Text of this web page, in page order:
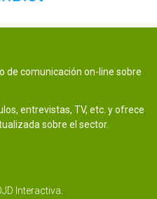
de comunicación on-line sobre
entrevistas, TV, etc. y ofrece
sobre el sector.
Interactiva